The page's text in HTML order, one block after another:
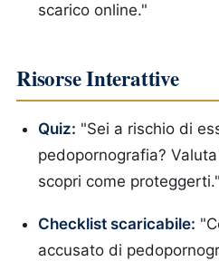
scarico online."
Risorse Interattive
Quiz: "Sei a rischio di
pedopornografia?
scopri come proteggerti."
Checklist scaricabile:
accusato di